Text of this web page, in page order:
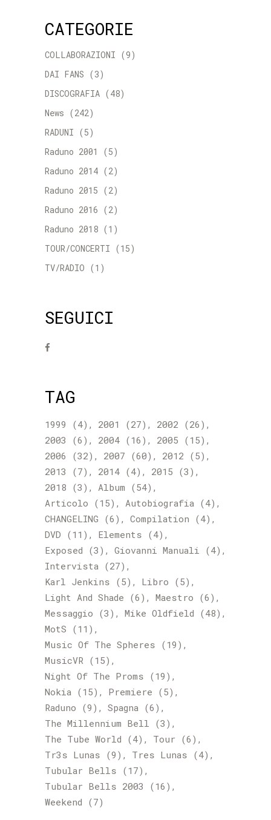
CATEGORIE
COLLABORAZIONI (9)
DAI FANS (3)
DISCOGRAFIA (48)
News (242)
RADUNI (5)
Raduno 2001
(5)
Raduno 2014 (2)
Raduno 2015 (2)
Raduno 2016 (2)
Raduno 2018 (1)
TOUR/CONCERTI (15)
TV/RADIO (1)
SEGUICI
TAG
1999 (4) 2001 (27) 2002 (26)
2003 (6) 2004 (16) 2005 (15)
2006 (32) 2007 (60) 2012 (5)
2013 (7) 2014 (4) 2015 (3)
2018 (3) Album (54)
Articolo (15) Autobiografia (4)
CHANGELING (6) Compilation (4)
DVD (11) Elements (4)
Exposed (3) Giovanni Manuali (4)
Intervista (27)
Karl Jenkins (5) Libro (5)
Light And Shade (6) Maestro (6)
Messaggio (3) Mike Oldfield (48)
MotS (11)
Music Of The Spheres (19)
MusicVR (15)
Night Of The Proms (19)
Nokia (15) Premiere (5)
Raduno (9) Spagna (6)
The Millennium Bell (3)
The Tube World (4) Tour (6)
Tr3s Lunas (9) Tres Lunas (4)
Tubular Bells (17)
Tubular Bells 2003 (16)
Weekend (7)